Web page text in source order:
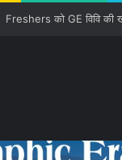
CM की गुजारिश-रेल मंत्री